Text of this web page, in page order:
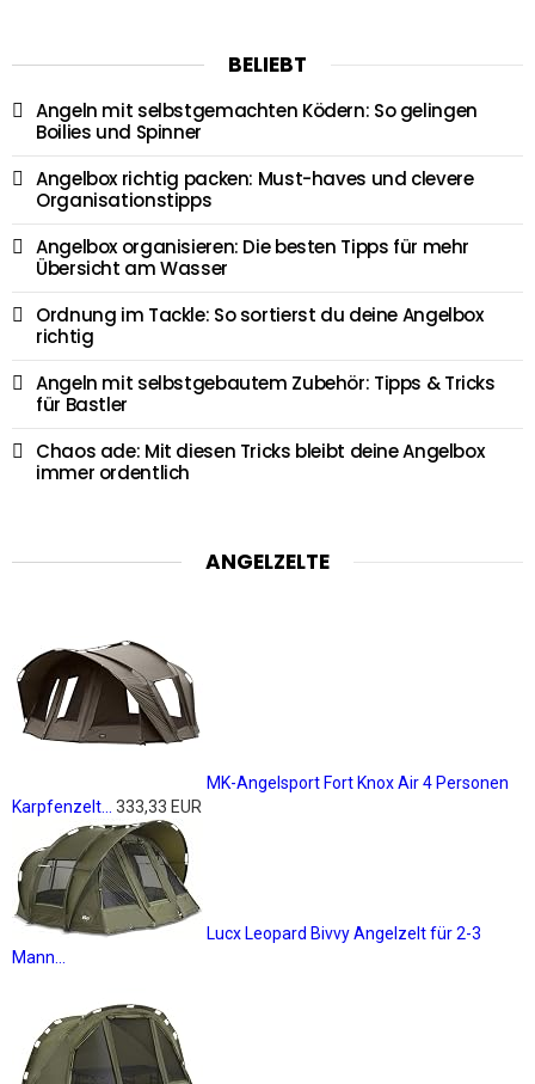
BELIEBT
Angeln mit selbstgemachten Ködern: So gelingen
Boilies und Spinner
Angelbox richtig packen: Must-haves und clevere
Organisationstipps
Angelbox organisieren: Die besten Tipps für mehr
Übersicht am Wasser
Ordnung im Tackle: So sortierst du deine Angelbox
richtig
Angeln mit selbstgebautem Zubehör: Tipps & Tricks
für Bastler
Chaos ade: Mit diesen Tricks bleibt deine Angelbox
immer ordentlich
ANGELZELTE
MK-Angelsport Fort Knox Air 4 Personen
Karpfenzelt...
333,33 EUR
Lucx Leopard Bivvy Angelzelt für 2-3
Mann...